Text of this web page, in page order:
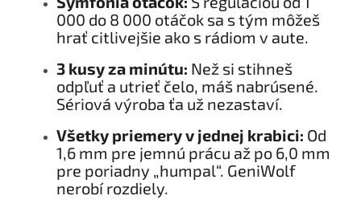
000 do 8 000 otáčok sa s tým môžeš
hrať citlivejšie ako s rádiom v aute.
3 kusy za minútu: Než si stihneš
odpľuť a utrieť čelo, máš nabrúsené.
Sériová výroba ťa už nezastaví.
Všetky priemery v jednej krabici: Od
1,6 mm pre jemnú prácu až po 6,0 mm
pre poriadny „humpal“. GeniWolf
nerobí rozdiely.